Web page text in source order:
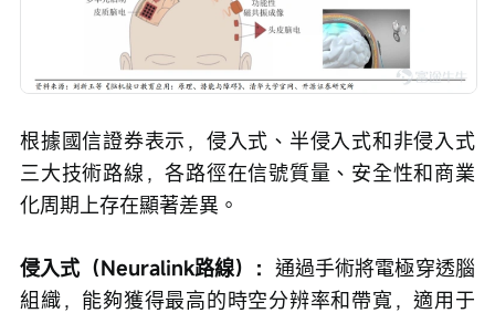
根據國信證券表示，侵入式、半侵入式和非侵入式
三大技術路線，各路徑在信號質量、安全性和商業
化周期上存在顯著差異。
侵入式（Neuralink路線）： 通過手術將電極穿透腦
組織，能夠獲得最高的時空分辨率和帶寬，適用于